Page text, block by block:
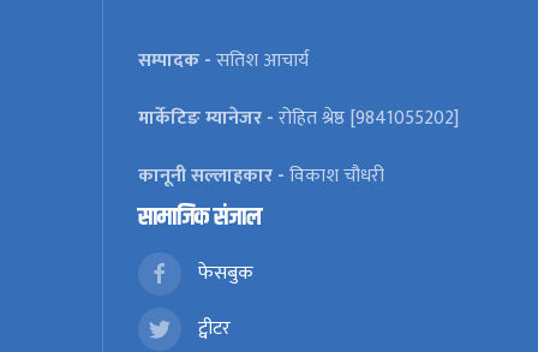
सम्पादक -सतिश आचार्य
मार्केटिङ म्यानेजर -रोहित श्रेष्ठ [9841055202]
कानूनी सल्लाहकार -विकाश चौधरी
सामाजिक संजाल
फेसबुक
ट्वीटर